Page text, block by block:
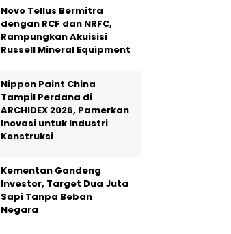
Novo Tellus Bermitra
dengan RCF dan NRFC,
Rampungkan Akuisisi
Russell Mineral Equipment
Nippon Paint China
Tampil Perdana di
ARCHIDEX 2026, Pamerkan
Inovasi untuk Industri
Konstruksi
Kementan Gandeng
Investor, Target Dua Juta
Sapi Tanpa Beban
Negara